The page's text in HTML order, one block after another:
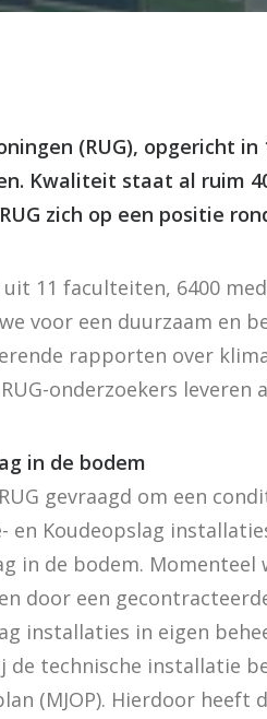
(RUG), opgericht
Kwaliteit staat al ruim
zich op een positie
11 faculteiten, 6400
voor een duurzaam en
rapporten over
onderzoekers leveren
in de bodem
gevraagd om een
en Koudeopslag
in de bodem.
door een
installaties in eigen
technische installatie
(MJOP). Hierdoor heeft